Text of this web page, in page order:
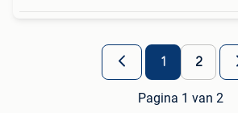
1 2
Pagina 1 van 2